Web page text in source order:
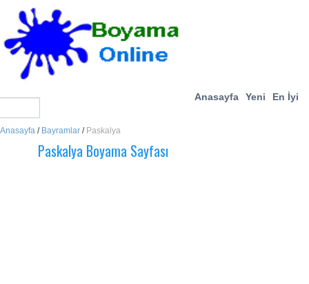
Anasayfa Yeni En İyi
Anasayfa / Bayramlar / Paskalya
Paskalya Boyama Sayfası